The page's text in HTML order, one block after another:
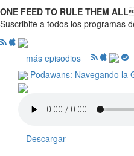
ONE FEED TO RULE THEM ALL
Suscribite a todos los programas
más episodios
Podawans: Navegando la
Descargar